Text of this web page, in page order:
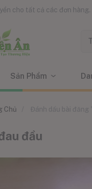
cho tất cả các đơn hàng.
Sản Phẩm
Chủ
đầu